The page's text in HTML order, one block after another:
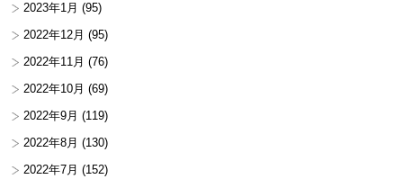
2023年1月 (95)
2022年12月 (95)
2022年11月 (76)
2022年10月 (69)
2022年9月 (119)
2022年8月 (130)
2022年7月 (152)